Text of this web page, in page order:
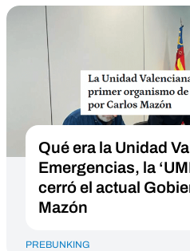
Qué era la Unidad
Emergencias, la
cerró el actual
Mazón
PREBUNKING